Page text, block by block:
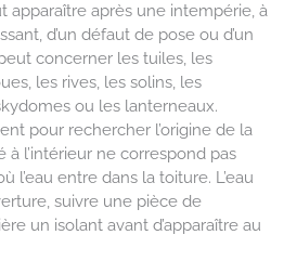
apparaître après une intempérie, à
d’un défaut de pose ou d’un
concerner les tuiles, les
les rives, les solins, les
ou les lanterneaux.
pour rechercher l’origine de la
à l’intérieur ne correspond pas
l’eau entre dans la toiture. L’eau
suivre une pièce de
un isolant avant d’apparaître au